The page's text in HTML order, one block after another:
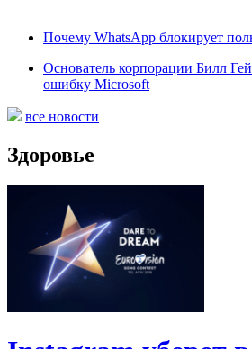
Почему WhatsApp блокирует
Основатель корпорации Билл
ошибку Microsoft
все новости
Здоровье